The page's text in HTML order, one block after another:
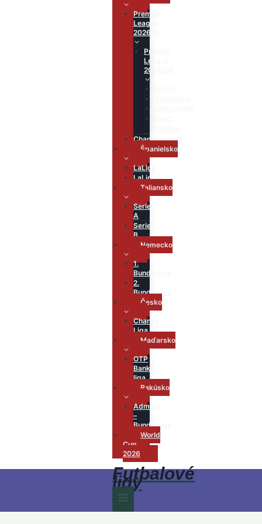
Premier
League
2026/27
Premier
League
2025/26
Championship
Španielsko
LaLiga
LaLiga2
Taliansko
Serie
A
Serie
B
Nemecko
1.
Bundesliga
2.
Bundesliga
Česko
Chance
Liga
Maďarsko
OTP
Bank
liga
Rakúsko
Admiral
–
Bundesliga
World
Cup
2026
Futbalové
ligy